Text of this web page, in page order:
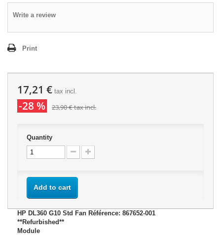
Write a review
Print
17,21 € tax incl.
-28 % 23,90 €tax incl.
Quantity
Add to cart
HP DL360 G10 Std Fan Référence: 867652-001
**Refurbished**
Module